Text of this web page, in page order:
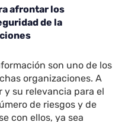
afrontar los
de la
son uno de los
organizaciones. A
y su relevancia para el
de riesgos y de
con ellos, ya sea